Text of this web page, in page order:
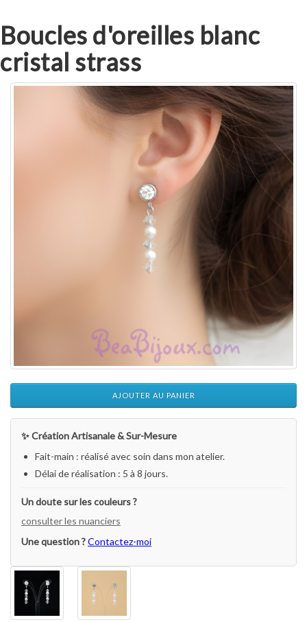
Boucles d'oreilles blanc
cristal strass
AJOUTER AU PANIER
✨ Création Artisanale & Sur-Mesure
Fait-main : réalisé avec soin dans mon atelier.
Délai de réalisation : 5 à 8 jours.
Un doute sur les couleurs ?
consulter les nuanciers
Une question ?Contactez-moi